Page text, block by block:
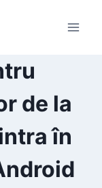
de la
în